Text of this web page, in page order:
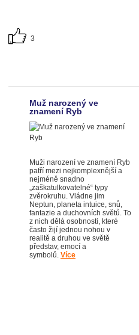
3
Muž narozený ve
znamení Ryb
Muži narození ve znamení Ryb
patří mezi nejkomplexnější a
nejméně snadno
„zaškatulkovatelné“ typy
zvěrokruhu. Vládne jim
Neptun, planeta intuice, snů,
fantazie a duchovních světů. To
z nich dělá osobnosti, které
často žijí jednou nohou v
realitě a druhou ve světě
představ, emocí a
symbolů. Více